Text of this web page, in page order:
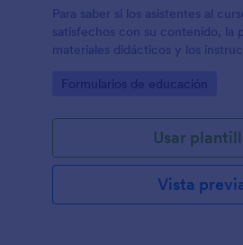
Para saber si los asistentes al
satisfechos con su contenido, la
materiales didácticos y los
participantes están dispuestos a
Go to Category:
Formularios de educación
Usar
Vista